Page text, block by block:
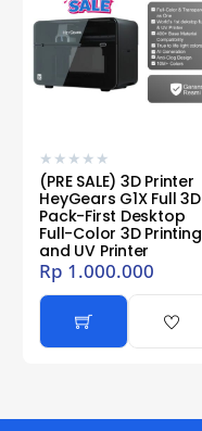
★ ★ ★ ★ ★
(PRE SALE) 3D Printer
HeyGears G1X Full 3D
Pack-First Desktop
Full-Color 3D Printing
and UV Printer
Rp 1.000.000